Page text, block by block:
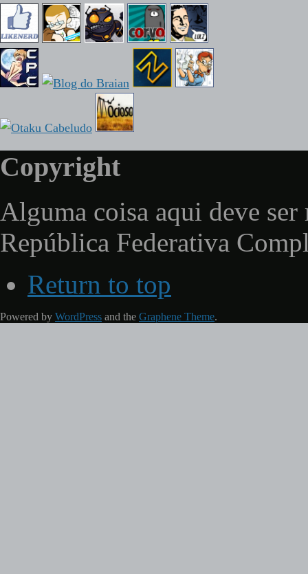
Copyright
Alguma coisa aqui deve ser
República Federativa
Return to top
Powered by WordPress and the Graphene Theme.